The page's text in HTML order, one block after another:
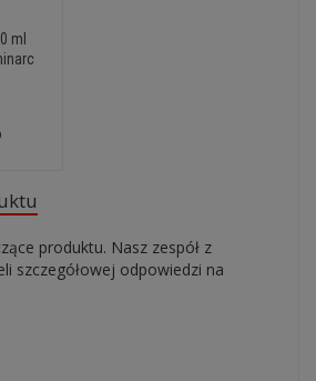
ml
produktu. Nasz zespół z
szczegółowej odpowiedzi na